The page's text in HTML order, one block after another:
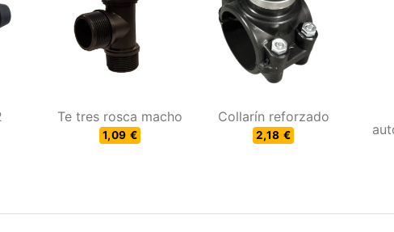
Te tres rosca macho
1,09 €
Collarín reforzado
2,18 €